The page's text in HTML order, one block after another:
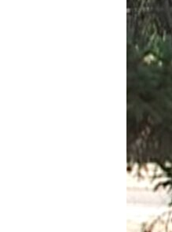
КРЫМ.НЕПОКОРЕННЫЙ
УКРАИНСКАЯ ПРОБЛЕМА КРЫМА